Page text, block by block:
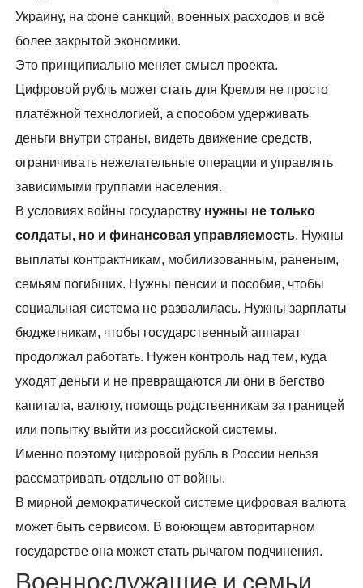
Украину, на фоне санкций, военных расходов и всё
более закрытой экономики.
Это принципиально меняет смысл проекта.
Цифровой рубль может стать для Кремля не просто
платёжной технологией, а способом удерживать
деньги внутри страны, видеть движение средств,
ограничивать нежелательные операции и управлять
зависимыми группами населения.
В условиях войны государству нужны не только
солдаты, но и финансовая управляемость. Нужны
выплаты контрактникам, мобилизованным, раненым,
семьям погибших. Нужны пенсии и пособия, чтобы
социальная система не развалилась. Нужны зарплаты
бюджетникам, чтобы государственный аппарат
продолжал работать. Нужен контроль над тем, куда
уходят деньги и не превращаются ли они в бегство
капитала, валюту, помощь родственникам за границей
или попытку выйти из российской системы.
Именно поэтому цифровой рубль в России нельзя
рассматривать отдельно от войны.
В мирной демократической системе цифровая валюта
может быть сервисом. В воюющем авторитарном
государстве она может стать рычагом подчинения.